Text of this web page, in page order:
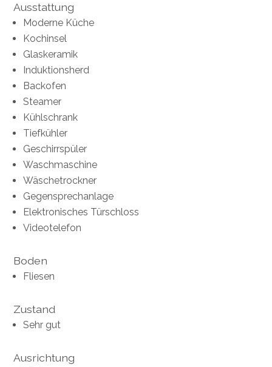
Ausstattung
Moderne Küche
Kochinsel
Glaskeramik
Induktionsherd
Backofen
Steamer
Kühlschrank
Tiefkühler
Geschirrspüler
Waschmaschine
Wäschetrockner
Gegensprechanlage
Elektronisches Türschloss
Videotelefon
Boden
Fliesen
Zustand
Sehr gut
Ausrichtung